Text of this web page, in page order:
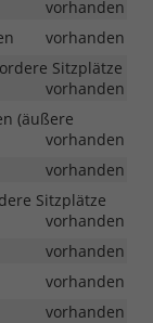
vorhanden
vorhanden
Sitzplätze
vorhanden
(äußere
vorhanden
vorhanden
Sitzplätze
vorhanden
vorhanden
vorhanden
vorhanden